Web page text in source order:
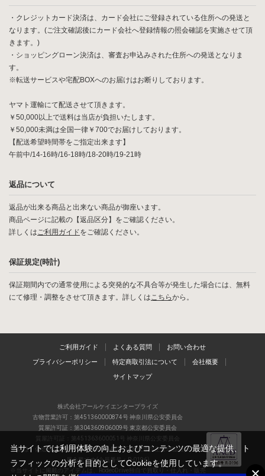
・クレジットカード決済は、カード会社にご登録されている住所への発送と
なります。(ご注文確認後にカード会社へ登録情報の照会確認を実施させて頂
きます。)
・ショッピングローン決済は、審査お申込みされた住所への発送となりま
す。
※転送サービスや宅配BOXへのお届けはお断りしております。
ヤマト運輸にて配送させて頂きます。
￥50,000以上で送料は当店が負担いたします。
￥50,000未満は全国一律￥700でお届けしております。
【配送希望時間帯をご指定出来ます】
午前中/14-16時/16-18時/18-20時/19-21時
返品について
返品が出来る商品と出来ない商品が御座います。
商品ページに記載の【返品区分】をご確認ください。
詳しくはご利用ガイドをご確認ください。
保証規定(時計)
保証期間内での通常使用による突発的な不具合等が発生した場合には、無料
にて修理・調整をさせて頂きます。詳しくはこちらから。
ご利用ガイド よくある質問 お問い合わせ
プライバシーポリシー 特定商取引法について 会社概要
サイトマップ
株式会社アールケイエンタープライズ
古物営業許可：第451360000874号 神奈川県公安委員会
質屋許可証：第304360906009号 東京都公安委員会
質屋許可証：第451363600051号 神奈川県公安委員会
当店は、偽造品の流通防止を目指すAACD(日本流通自主管理協会)の正会
員企業です(会員番号：R-0196)
※当サイトに掲載のアイテムは、RodeoDrive独自で買取り・仕入れ・販売
当サイトでは利用体験の向上およびコンテンツの最適な提供、ト
ラフィックの分析を目的としてCookieを使用しています。